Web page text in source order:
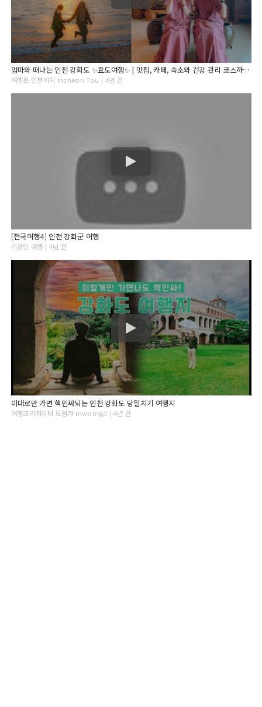
엄마와 떠나는 인천 강화도 ✨효도여행✨ | 맛집, 카페, 숙소와 건강 관리 코스까지 강화도를 즐기는 꿀팁 포함 | Incheon Korea
여행은 인천이지 Incheon Tou | 4년 전
[전국여행4] 인천 강화군 여행
리경민 여행 | 4년 전
이대로만 가면 핵인싸되는 인천 강화도 당일치기 여행지
여행크리에이터 모험가 mwomga | 4년 전